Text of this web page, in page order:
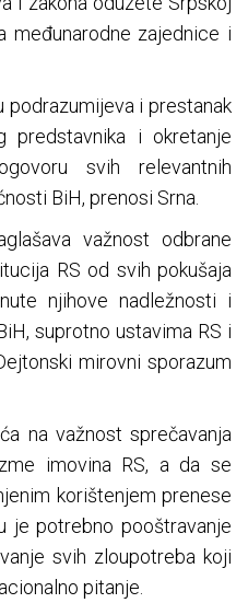
međunarodne zajednice i
podrazumijeva i prestanak
predstavnika i okretanje
svih relevantnih
BiH, prenosi Srna.
važnost odbrane
RS od svih pokušaja
njihove nadležnosti i
suprotno ustavima RS i
mirovni sporazum
na važnost sprečavanja
imovina RS, a da se
korištenjem prenese
je potrebno pooštravanje
svih zloupotreba koji
pitanje.